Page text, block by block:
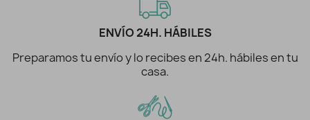
ENVÍO 24H. HÁBILES
Preparamos tu envío y lo recibes en 24h. hábiles en tu
casa.